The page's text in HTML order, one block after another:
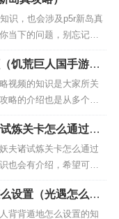
初期英雄如何选择攻略推
么玩 新手玩法必备攻略
识，也会涉及p5r新岛真
当下的问题，别忘记关
1、女神异闻录5新岛真
怎么打 3、女神异闻
么攻略新岛真 4、p5新
新...
饥荒巨人国手游攻
视频的知识是大家所关
略的介绍也是从多个角
解决现在的问题！ 本文
国》和原版有什么区别?
荒巨人国度初期流程攻略
么过 4、《饥荒》海难与
炼关卡怎么通过的
夫诸试炼关卡怎么通过
也会有介绍，希望可以
本文目录一览： 1、
关攻略 2、上古有灵妖九
有灵妖保护狗狗3-2怎么
设置（光遇怎么反
背背遁地怎么设置的知